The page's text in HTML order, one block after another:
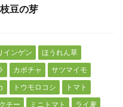
豆の芽
インゲン
ほうれん草
カボチャ
サツマイモ
トウモロコシ
トマト
チー ミニトマト
ライ麦